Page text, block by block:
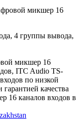
микшер 16
4 группы вывода,
микшер 16
ITC Audio TS-
по низкой
качества
16 каналов входов в